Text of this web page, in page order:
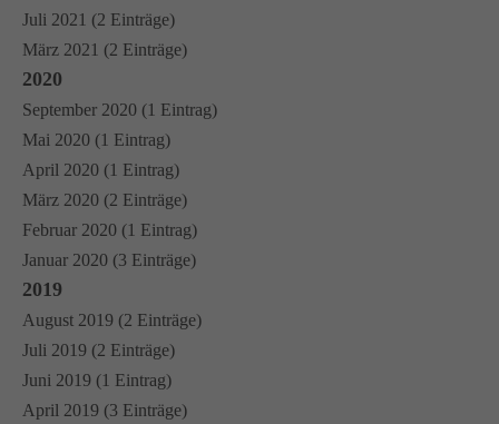
Juli 2021 (2 Einträge)
März 2021 (2 Einträge)
2020
September 2020 (1 Eintrag)
Mai 2020 (1 Eintrag)
April 2020 (1 Eintrag)
März 2020 (2 Einträge)
Februar 2020 (1 Eintrag)
Januar 2020 (3 Einträge)
2019
August 2019 (2 Einträge)
Juli 2019 (2 Einträge)
Juni 2019 (1 Eintrag)
April 2019 (3 Einträge)